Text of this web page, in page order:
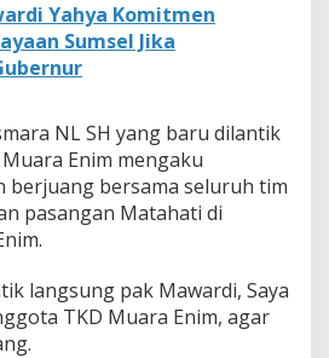
Yahya Komitmen
Sumsel Jika
NL SH yang baru dilantik
Enim mengaku
berjuang bersama seluruh tim
pasangan Matahati di
langsung pak Mawardi, Saya
TKD Muara Enim, agar